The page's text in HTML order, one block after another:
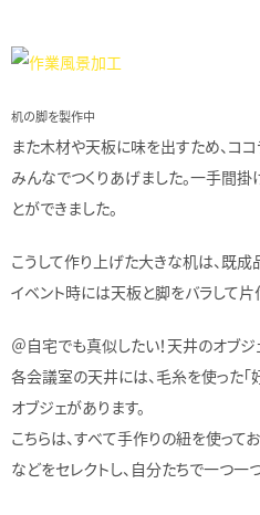
机の脚を製作中
また木材や天板に味を出すため、ココ
みんなでつくりあげました。一手間
とができました。
こうして作り上げた大きな机は、既成
イベント時には天板と脚をバラして片
＠自宅でも真似したい！天井のオブジ
各会議室の天井には、毛糸を使った
オブジェがあります。
こちらは、すべて手作りの紐を使って
などをセレクトし、自分たちで一つ一